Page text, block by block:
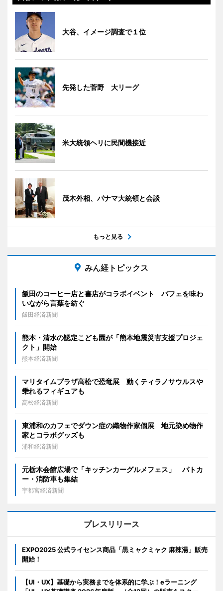
大谷、イメージ調査で１位
先発した菅野 大リーグ
米大統領ヘリに民間機接近
茂木外相、パナマ大統領と会談
もっと見る
みん経トピックス
飯田のコーヒー店と書店がコラボイベント パフェを味わ
いながら言葉を紡ぐ
飯田経済新聞
熊本・清水の認定こども園が「熊本地震災害支援プロジェ
クト」開始
熊本経済新聞
マリタイムプラザ高松で恐竜展 動くティラノサウルスや
乗れるフィギュアも
高松経済新聞
東浦和のカフェでダウン症の織物作家個展 地元染め物作
家とコラボグッズも
浦和経済新聞
元栃木会館広場で「キッチンカーグルメフェス」 パトカ
ー・消防車も集結
宇都宮経済新聞
プレスリリース
EXPO2025 公式ライセンス商品「黒ミャクミャク 麻辣湯」販売
開始！
【UI・UX】基礎から実務までを体系的に学ぶ！eラーニング